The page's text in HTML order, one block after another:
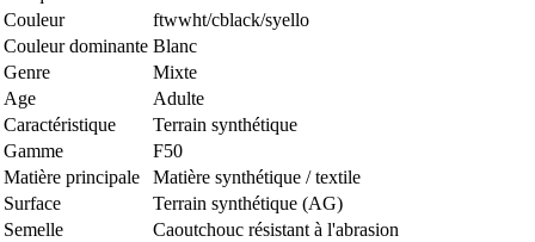
Couleur
ftwwht/cblack/syello
Couleur dominante Blanc
Genre
Mixte
Age
Adulte
Caractéristique
Terrain synthétique
Gamme
F50
Matière principale
Matière synthétique / textile
Surface
Terrain synthétique (AG)
Semelle
Caoutchouc résistant à l'abrasion